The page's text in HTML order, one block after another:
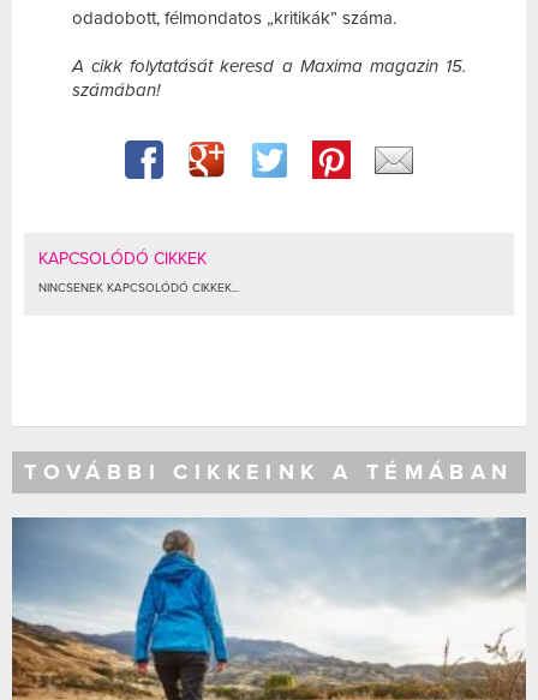
odadobott, félmondatos „kritikák” száma.
A cikk folytatását keresd a Maxima magazin 15.
számában!
KAPCSOLÓDÓ CIKKEK
NINCSENEK KAPCSOLÓDÓ CIKKEK...
TOVÁBBI CIKKEINK A TÉMÁBAN